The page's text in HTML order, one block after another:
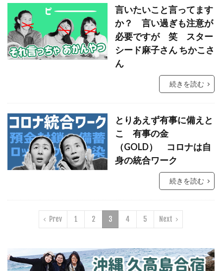
言いたいこと言ってます
か？ 言い過ぎも注意が
必要ですが 笑 スター
シード麻子さん ちかこさ
ん
続きを読む
とりあえず有事に備えと
こ 有事の金
（GOLD） コロナは自
身の統合ワーク
続きを読む
Prev 1 2 3 4 5 Next